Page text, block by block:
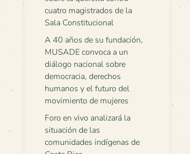
cuatro magistrados de la
Sala Constitucional
A 40 años de su fundación,
MUSADE convoca a un
diálogo nacional sobre
democracia, derechos
humanos y el futuro del
movimiento de mujeres
Foro en vivo analizará la
situación de las
comunidades indígenas de